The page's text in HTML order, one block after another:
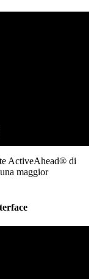
ActiveAhead® di
maggior